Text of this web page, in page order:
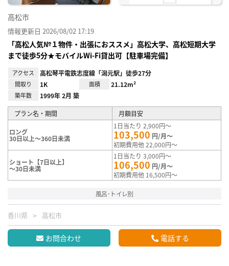
高松市
情報更新日 2026/08/02 17:19
「高松人気№１物件・出張におススメ」高松大学、高松短期大学
まで徒歩5分★モバイルWi-Fi貸出可【駐車場完備】
アクセス 高松琴平電鉄志度線「潟元駅」徒歩27分
間取り 1K 面積 21.12m²
築年数 1999年 2月 築
プラン名・期間 月額目安
ロング
30日以上～360日未満
1日当たり 2,900円～
103,500 円/月～
初期費用他 22,000円～
ショート【7日以上】
～30日未満
1日当たり 3,000円～
106,500 円/月～
初期費用他 16,500円～
風呂･トイレ別
香川県 高松市
お問合わせ 電話する